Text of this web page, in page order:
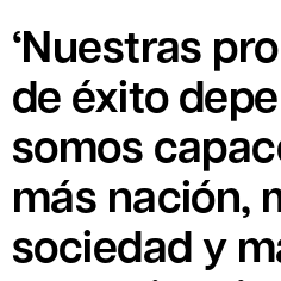
‘Nuestras
de éxito
somos
más nación,
sociedad y